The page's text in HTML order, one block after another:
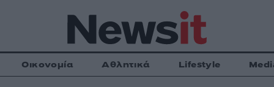
Οικονομία Αθλητικά Lifestyle